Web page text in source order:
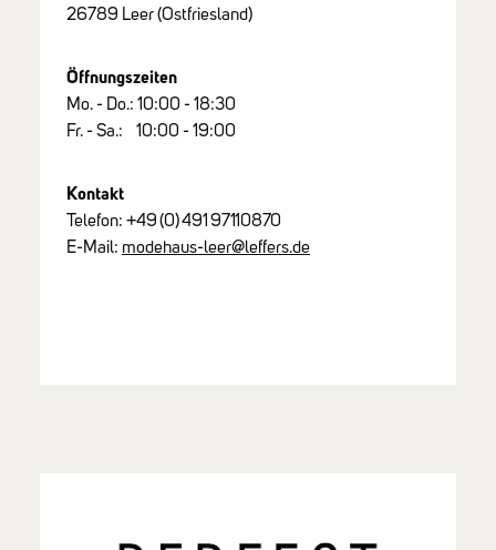
26789 Leer (Ostfriesland)
Öffnungszeiten
Mo. - Do.: 10:00 - 18:30
Fr. - Sa.: 10:00 - 19:00
Kontakt
Telefon: +49(0)49197110870
E-Mail: modehaus-leer@leffers.de